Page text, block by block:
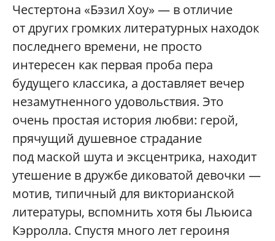
Честертона «Бэзил Хоу» — в отличие
от других громких литературных находок
последнего времени, не просто
интересен как первая проба пера
будущего классика, а доставляет вечер
незамутненного удовольствия. Это
очень простая история любви: герой,
прячущий душевное страдание
под маской шута и эксцентрика, находит
утешение в дружбе диковатой девочки —
мотив, типичный для викторианской
литературы, вспомнить хотя бы Льюиса
Кэрролла. Спустя много лет героиня